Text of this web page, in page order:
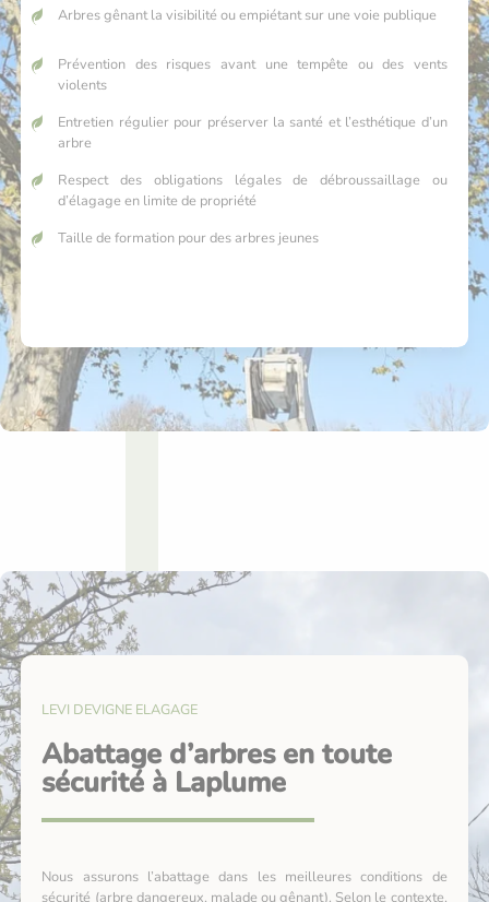
Arbres gênant la visibilité ou empiétant sur une voie publique
Prévention des risques avant une tempête ou des vents
violents
Entretien régulier pour préserver la santé et l’esthétique d’un
arbre
Respect des obligations légales de débroussaillage ou
d’élagage en limite de propriété
Taille de formation pour des arbres jeunes
LEVI DEVIGNE ELAGAGE
Abattage d’arbres en toute
sécurité à Laplume
Nous assurons l’abattage dans les meilleures conditions de
sécurité (arbre dangereux, malade ou gênant). Selon le contexte,